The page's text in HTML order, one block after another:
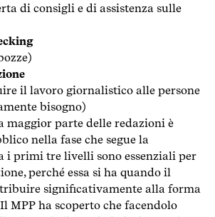
di consigli e di assistenza sulle
il lavoro giornalistico alle persone
bisogno)
maggior parte delle redazioni è
nella fase che segue la
i primi tre livelli sono essenziali per
perché essa si ha quando il
significativamente alla forma
MPP ha scoperto che facendolo